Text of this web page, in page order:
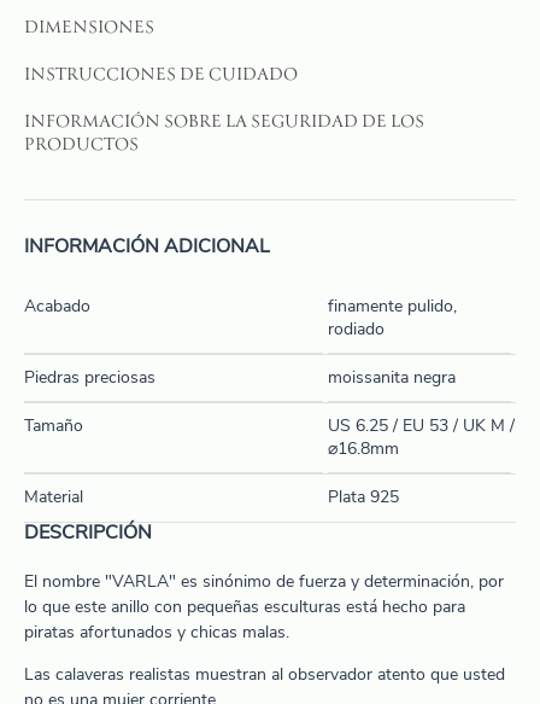
DIMENSIONES
INSTRUCCIONES DE CUIDADO
INFORMACIÓN SOBRE LA SEGURIDAD DE LOS
PRODUCTOS
INFORMACIÓN ADICIONAL
Acabado
finamente pulido,
rodiado
Piedras preciosas moissanita negra
Tamaño
US 6.25 / EU 53 / UK M /
⌀16.8mm
Material Plata 925
DESCRIPCIÓN
El nombre "VARLA" es sinónimo de fuerza y determinación, por
lo que este anillo con pequeñas esculturas está hecho para
piratas afortunados y chicas malas.
Las calaveras realistas muestran al observador atento que usted